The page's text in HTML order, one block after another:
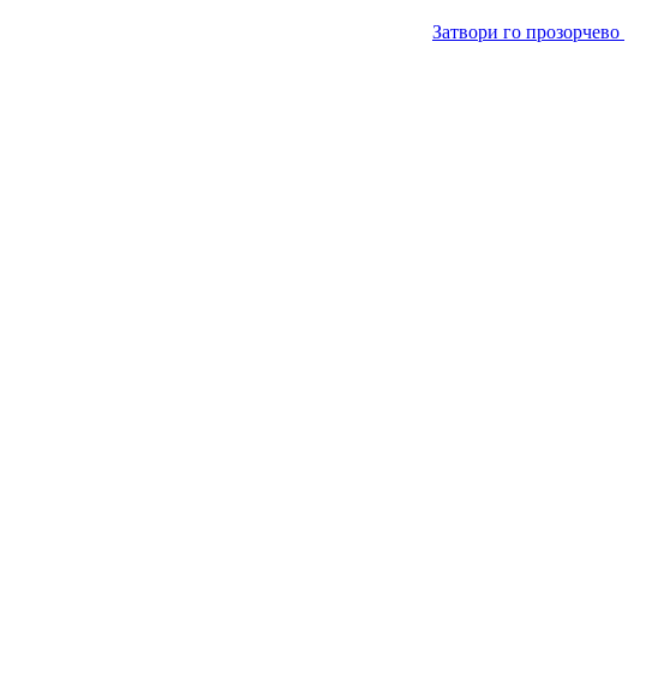
Затвори го прозорчево